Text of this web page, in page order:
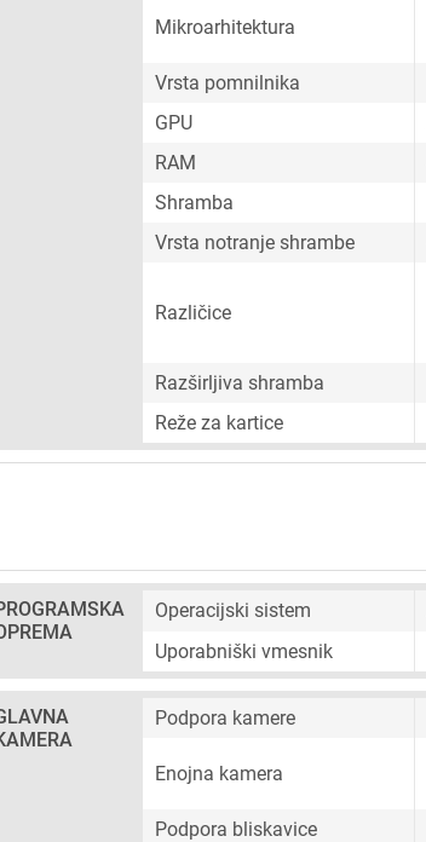
Mikroarhitektura
Vrsta pomnilnika
GPU
RAM
Shramba
Vrsta notranje shrambe
Različice
Razširljiva shramba
Reže za kartice
Operacijski sistem
Uporabniški vmesnik
Podpora kamere
Enojna kamera
Podpora bliskavice